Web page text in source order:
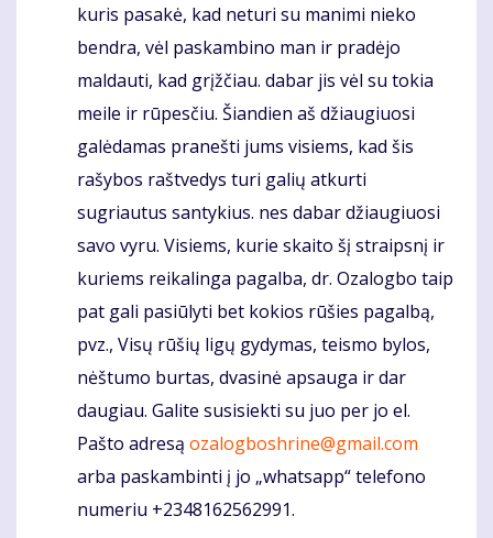
kuris pasakė, kad neturi su manimi nieko
bendra, vėl paskambino man ir pradėjo
maldauti, kad grįžčiau. dabar jis vėl su tokia
meile ir rūpesčiu. Šiandien aš džiaugiuosi
galėdamas pranešti jums visiems, kad šis
rašybos raštvedys turi galių atkurti
sugriautus santykius. nes dabar džiaugiuosi
savo vyru. Visiems, kurie skaito šį straipsnį ir
kuriems reikalinga pagalba, dr. Ozalogbo taip
pat gali pasiūlyti bet kokios rūšies pagalbą,
pvz., Visų rūšių ligų gydymas, teismo bylos,
nėštumo burtas, dvasinė apsauga ir dar
daugiau. Galite susisiekti su juo per jo el.
Pašto adresą ozalogboshrine@gmail.com
arba paskambinti į jo „whatsapp“ telefono
numeriu +2348162562991.